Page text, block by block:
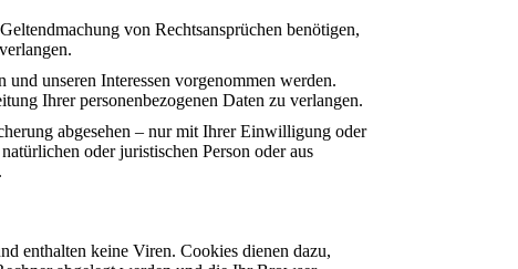
von Rechtsansprüchen benötigen,
unseren Interessen vorgenommen werden.
Ihrer personenbezogenen Daten zu verlangen.
abgesehen – nur mit Ihrer Einwilligung oder
oder juristischen Person oder aus
enthalten keine Viren. Cookies dienen dazu,